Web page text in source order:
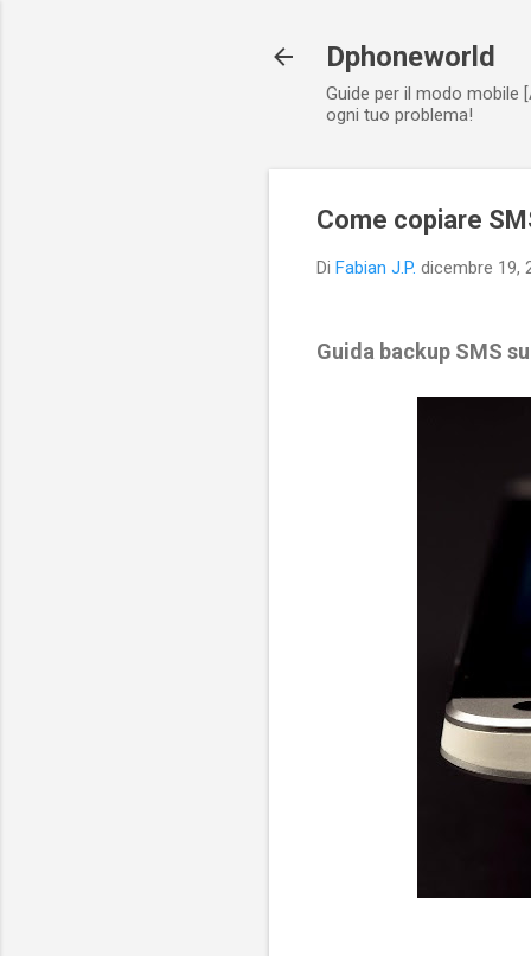
Dphoneworld
Guide per il modo mobile
ogni tuo problema!
Come copiare
Di Fabian J.P. dicembre 19,
Guida backup SMS